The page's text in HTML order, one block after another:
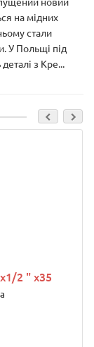
на мідних
стали
У Польщі під
з Кре...
2 " х35